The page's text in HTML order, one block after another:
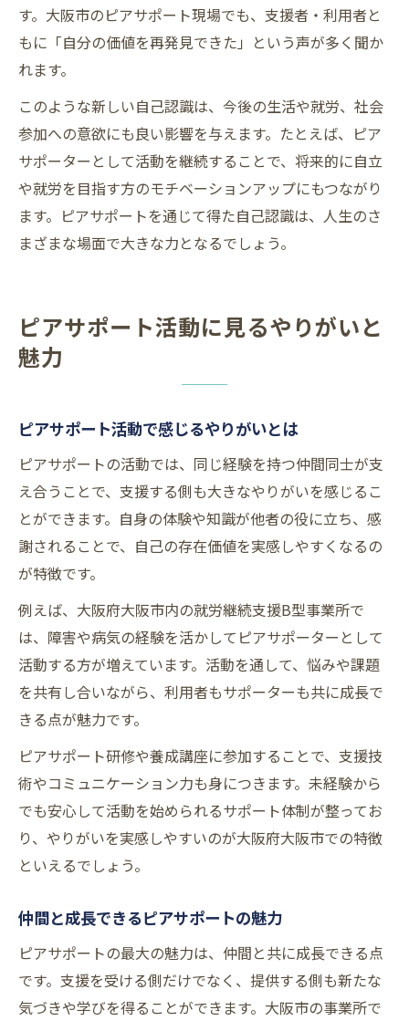
す。大阪市のピアサポート現場でも、支援者・利用者と
もに「自分の価値を再発見できた」という声が多く聞か
れます。
このような新しい自己認識は、今後の生活や就労、社会
参加への意欲にも良い影響を与えます。たとえば、ピア
サポーターとして活動を継続することで、将来的に自立
や就労を目指す方のモチベーションアップにもつながり
ます。ピアサポートを通じて得た自己認識は、人生のさ
まざまな場面で大きな力となるでしょう。
ピアサポート活動に見るやりがいと
魅力
ピアサポート活動で感じるやりがいとは
ピアサポートの活動では、同じ経験を持つ仲間同士が支
え合うことで、支援する側も大きなやりがいを感じるこ
とができます。自身の体験や知識が他者の役に立ち、感
謝されることで、自己の存在価値を実感しやすくなるの
が特徴です。
例えば、大阪府大阪市内の就労継続支援B型事業所で
は、障害や病気の経験を活かしてピアサポーターとして
活動する方が増えています。活動を通して、悩みや課題
を共有し合いながら、利用者もサポーターも共に成長で
きる点が魅力です。
ピアサポート研修や養成講座に参加することで、支援技
術やコミュニケーション力も身につきます。未経験から
でも安心して活動を始められるサポート体制が整ってお
り、やりがいを実感しやすいのが大阪府大阪市での特徴
といえるでしょう。
仲間と成長できるピアサポートの魅力
ピアサポートの最大の魅力は、仲間と共に成長できる点
です。支援を受ける側だけでなく、提供する側も新たな
気づきや学びを得ることができます。大阪市の事業所で